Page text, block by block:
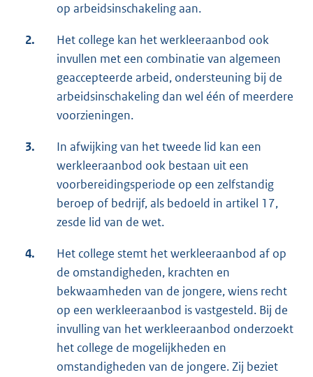
op arbeidsinschakeling aan.
2.
Het college kan het werkleeraanbod ook
invullen met een combinatie van algemeen
geaccepteerde arbeid, ondersteuning bij de
arbeidsinschakeling dan wel één of meerdere
voorzieningen.
3.
In afwijking van het tweede lid kan een
werkleeraanbod ook bestaan uit een
voorbereidingsperiode op een zelfstandig
beroep of bedrijf, als bedoeld in artikel 17,
zesde lid van de wet.
4.
Het college stemt het werkleeraanbod af op
de omstandigheden, krachten en
bekwaamheden van de jongere, wiens recht
op een werkleeraanbod is vastgesteld. Bij de
invulling van het werkleeraanbod onderzoekt
het college de mogelijkheden en
omstandigheden van de jongere. Zij beziet